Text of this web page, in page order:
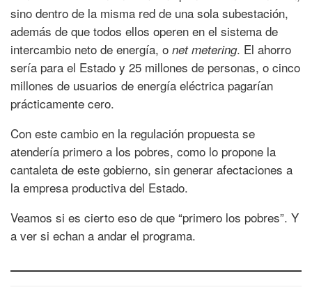
sino dentro de la misma red de una sola subestación,
además de que todos ellos operen en el sistema de
intercambio neto de energía, o net metering. El ahorro
sería para el Estado y 25 millones de personas, o cinco
millones de usuarios de energía eléctrica pagarían
prácticamente cero.
Con este cambio en la regulación propuesta se
atendería primero a los pobres, como lo propone la
cantaleta de este gobierno, sin generar afectaciones a
la empresa productiva del Estado.
Veamos si es cierto eso de que “primero los pobres”. Y
a ver si echan a andar el programa.